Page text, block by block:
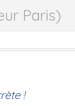
Paris)
!